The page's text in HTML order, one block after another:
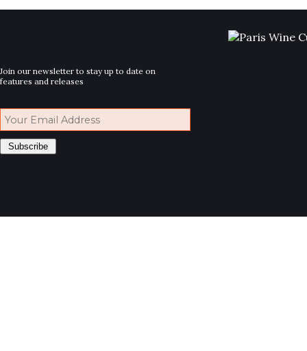
Join our newsletter to stay up to date on
features and releases